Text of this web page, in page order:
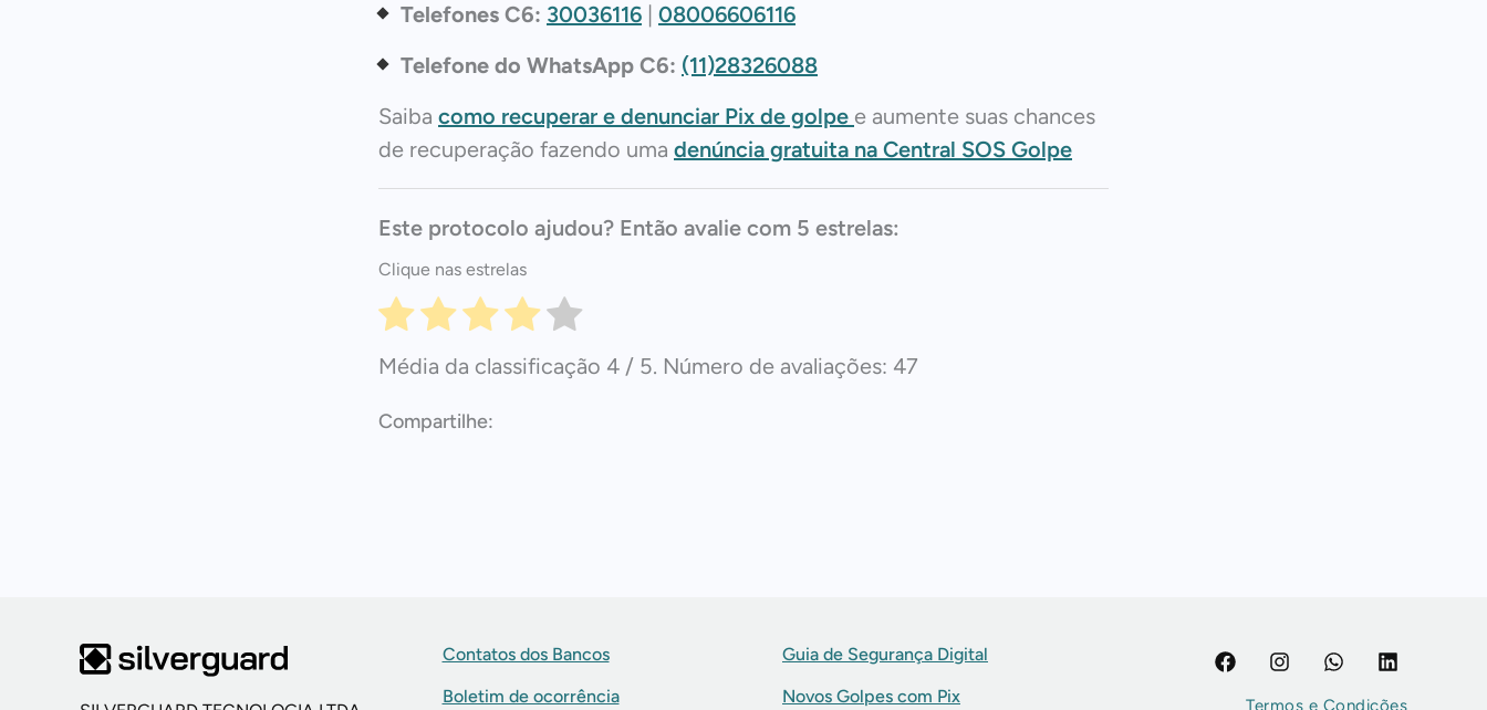
Telefones C6: 30036116 | 08006606116
Telefone do WhatsApp C6: (11)28326088
Saiba como recuperar e denunciar Pix de golpe e aumente suas chances
de recuperação fazendo uma denúncia gratuita na Central SOS Golpe
Este protocolo ajudou? Então avalie com 5 estrelas:
Clique nas estrelas
Média da classificação 4 / 5. Número de avaliações: 47
Contatos dos Bancos
Boletim de ocorrência
Guia de Segurança Digital
Novos Golpes com Pix
Termos e Condições